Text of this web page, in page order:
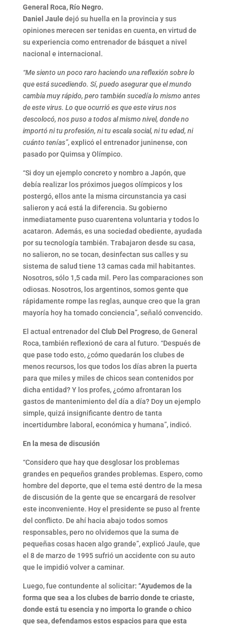
General Roca, Río Negro.
Daniel Jauledejó su huella en la provincia y sus
opiniones merecen ser tenidas en cuenta, en virtud de
su experiencia como entrenador de básquet a nivel
nacional e internacional.
“Me siento un poco raro haciendo una reflexión sobre lo
que está sucediendo. Sí, puedo asegurar que el mundo
cambia muy rápido, pero también sucedía lo mismo antes
de este virus. Lo que ocurrió es que este virus nos
descolocó, nos puso a todos al mismo nivel, donde no
importó ni tu profesión, ni tu escala social, ni tu edad, ni
cuánto tenías”, explicó el entrenador juninense, con
pasado por Quimsa y Olímpico.
“Si doy un ejemplo concreto y nombro a Japón, que
debía realizar los próximos juegos olímpicos y los
postergó, ellos ante la misma circunstancia ya casi
salieron y acá está la diferencia. Su gobierno
inmediatamente puso cuarentena voluntaria y todos lo
acataron. Además, es una sociedad obediente, ayudada
por su tecnología también. Trabajaron desde su casa,
no salieron, no se tocan, desinfectan sus calles y su
sistema de salud tiene 13 camas cada mil habitantes.
Nosotros, sólo 1,5 cada mil. Pero las comparaciones son
odiosas. Nosotros, los argentinos, somos gente que
rápidamente rompe las reglas, aunque creo que la gran
mayoría hoy ha tomado conciencia”, señaló convencido.
El actual entrenador del Club Del Progreso, de General
Roca, también reflexionó de cara al futuro. “Después de
que pase todo esto, ¿cómo quedarán los clubes de
menos recursos, los que todos los días abren la puerta
para que miles y miles de chicos sean contenidos por
dicha entidad? Y los profes, ¿cómo afrontaran los
gastos de mantenimiento del día a día? Doy un ejemplo
simple, quizá insignificante dentro de tanta
incertidumbre laboral, económica y humana”, indicó.
En la mesa de discusión
“Considero que hay que desglosar los problemas
grandes en pequeños grandes problemas. Espero, como
hombre del deporte, que el tema esté dentro de la mesa
de discusión de la gente que se encargará de resolver
este inconveniente. Hoy el presidente se puso al frente
del conflicto. De ahí hacia abajo todos somos
responsables, pero no olvidemos que la suma de
pequeñas cosas hacen algo grande”, explicó Jaule, que
el 8 de marzo de 1995 sufrió un accidente con su auto
que le impidió volver a caminar.
Luego, fue contundente al solicitar: “Ayudemos de la
forma que sea a los clubes de barrio donde te criaste,
donde está tu esencia y no importa lo grande o chico
que sea, defendamos estos espacios para que esta